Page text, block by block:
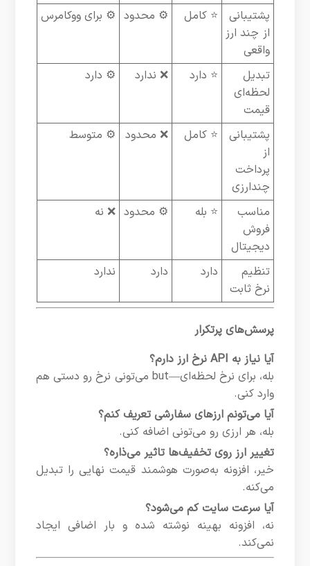
پشتیبانی
از چند ارز
واقعی
⭐ کامل ⚙ محدود ⚙ برای ووکامرس
تبدیل
لحظه‌ای
قیمت
⭐ دارد ❌ ندارد ⚙ دارد
پشتیبانی
از
پرداخت
چندارزی
⭐ کامل ❌ محدود ⚙ متوسط
مناسب
فروش
دیجیتال
⭐ بله ⚙ محدود ❌ نه
تنظیم
نرخ ثابت
دارد دارد ندارد
پرسش‌های پرتکرار
آیا نیاز به API نرخ ارز دارم؟
بله، برای نرخ لحظه‌ای—but می‌تونی نرخ رو دستی هم
وارد کنی.
آیا می‌تونم ارزهای سفارشی تعریف کنم؟
بله، هر ارزی رو می‌تونی اضافه کنی.
تغییر ارز روی تخفیف‌ها تاثیر می‌ذاره؟
خیر، افزونه به‌صورت هوشمند قیمت نهایی را تبدیل
می‌کنه.
آیا سرعت سایت کم می‌شود؟
نه، افزونه بهینه نوشته شده و بار اضافی ایجاد
نمی‌کند.